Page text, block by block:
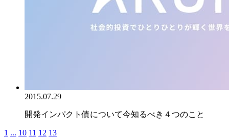
2015.07.29
開発インパクト債について今知るべき４つのこと
1 ... 10 11 12 13